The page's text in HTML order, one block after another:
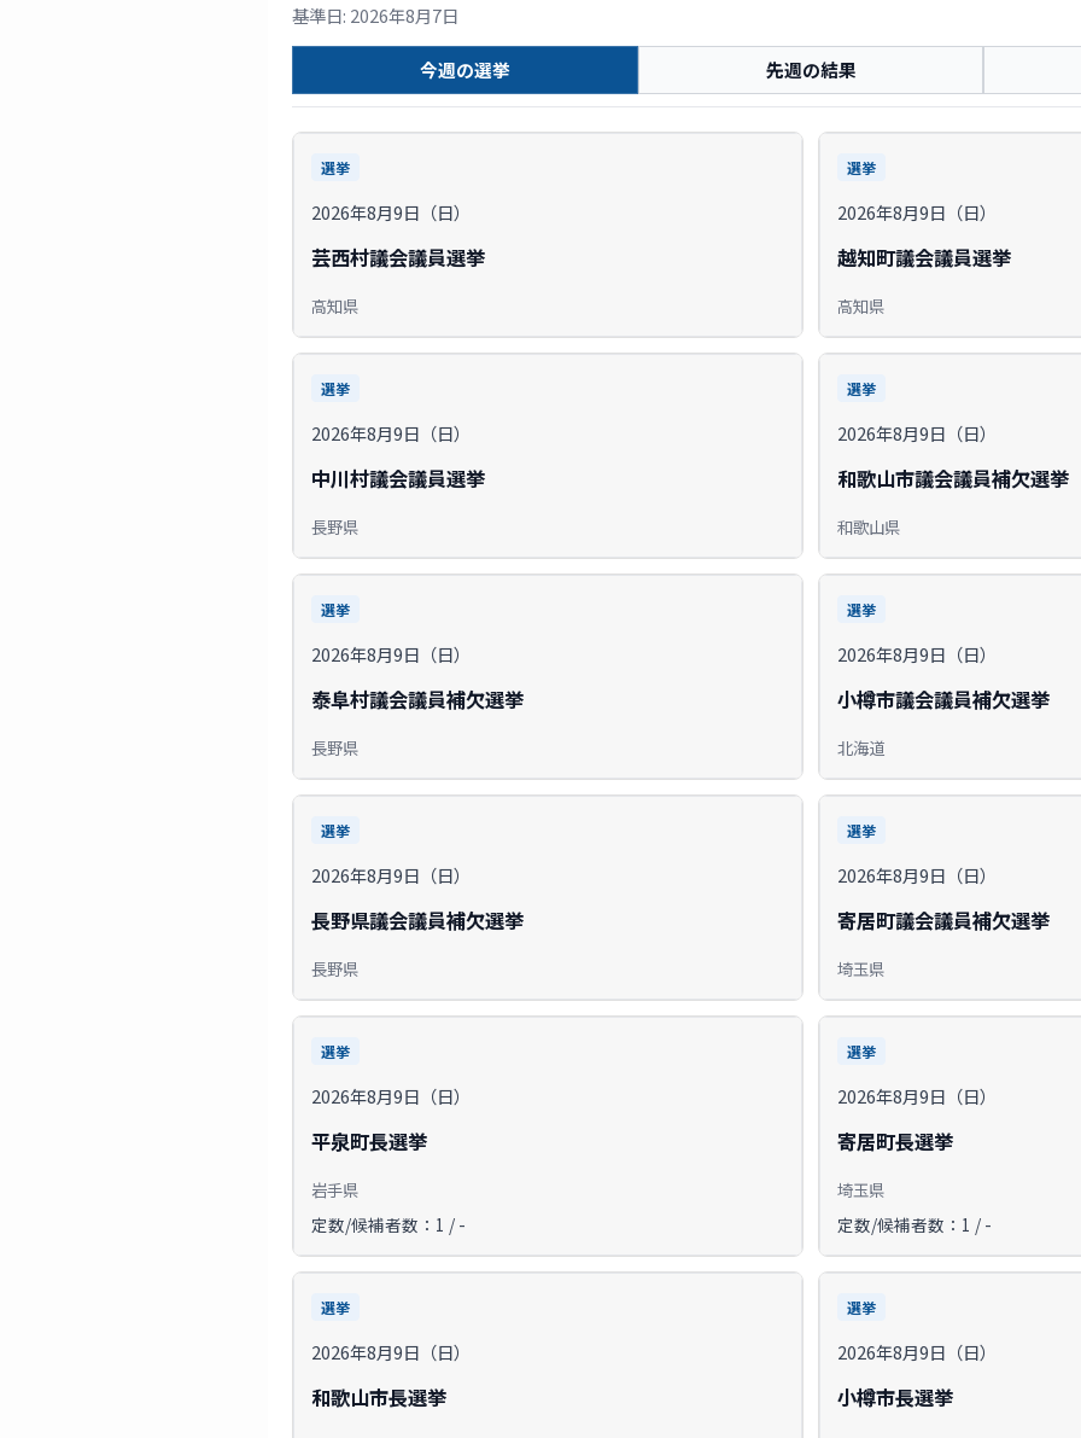
基準日: 2026年8月7日
今週の選挙 先週の結果
選挙
2026年8月9日（日）
芸西村議会議員選挙
高知県
選挙
2026年8月9日（日）
越知町議会議員選挙
高知県
選挙
2026年8月9日（日）
中川村議会議員選挙
長野県
選挙
2026年8月9日（日）
和歌山市議会議員補欠選挙
和歌山県
選挙
2026年8月9日（日）
泰阜村議会議員補欠選挙
長野県
選挙
2026年8月9日（日）
小樽市議会議員補欠選挙
北海道
選挙
2026年8月9日（日）
長野県議会議員補欠選挙
長野県
選挙
2026年8月9日（日）
寄居町議会議員補欠選挙
埼玉県
選挙
2026年8月9日（日）
平泉町長選挙
岩手県
定数/候補者数：1 / -
選挙
2026年8月9日（日）
寄居町長選挙
埼玉県
定数/候補者数：1 / -
選挙
2026年8月9日（日）
和歌山市長選挙
選挙
2026年8月9日（日）
小樽市長選挙